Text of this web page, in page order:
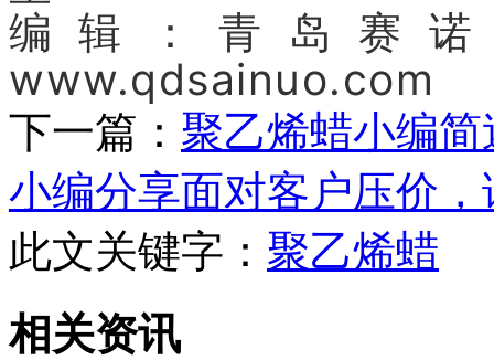
编辑：青岛赛
www.qdsainuo.com
下一篇： 聚乙烯蜡小编
小编分享面对客户压价，
此文关键字： 聚乙烯蜡
相关资讯